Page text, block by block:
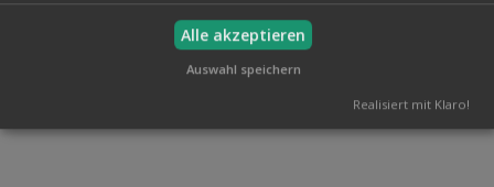
Sie erhalten einen Downloadlink zu einer englischsprachigen
Videoanleitung sowie eine deutschsprachige
Videokurzanleitung. Zusätzlich erhalten Sie in schriftlicher
Form Überlegungen zum Kunststück von Michael
Alle akzeptieren
Auswahl speichern
Realisiert mit Klaro!